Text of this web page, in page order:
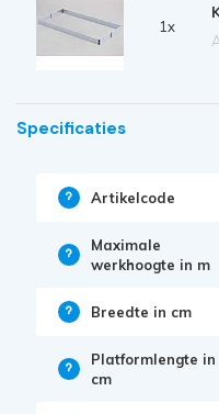
1x
Specificaties
Artikelcode
Maximale
werkhoogte in m
Breedte in cm
Platformlengte in
cm